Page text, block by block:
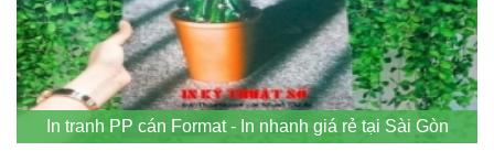
In tranh PP cán Format - In nhanh giá rẻ tại Sài Gòn